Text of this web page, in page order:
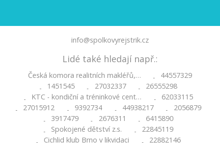
info@spolkovyrejstrik.cz
Lidé také hledají např.:
Česká komora realitních makléřů,… -
44557329
-
1451545 - 27032337 -
26555298
-
KTC - kondiční a tréninkové cent… -
62033115
-
27015912 - 9392734 - 44938217 -
2056879
-
3917479 - 2676311 -
6415890
-
Spokojené dětství z.s. -
22845119
Cichlid klub Brno v likvidaci 22882146